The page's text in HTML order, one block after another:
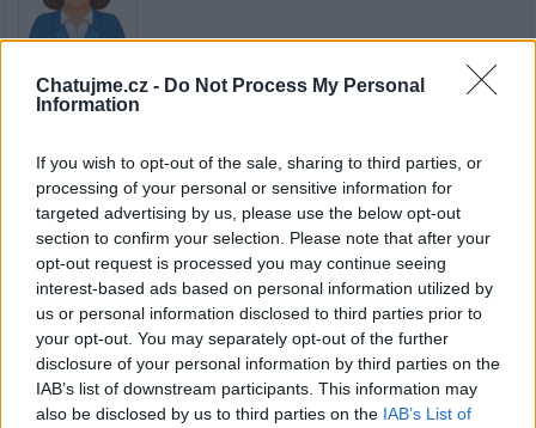
Chatujme.cz - Do Not Process My Personal
Information
If you wish to opt-out of the sale, sharing to third parties, or
processing of your personal or sensitive information for
targeted advertising by us, please use the below opt-out
section to confirm your selection. Please note that after your
opt-out request is processed you may continue seeing
interest-based ads based on personal information utilized by
us or personal information disclosed to third parties prior to
your opt-out. You may separately opt-out of the further
disclosure of your personal information by third parties on the
IAB’s list of downstream participants. This information may
also be disclosed by us to third parties on the IAB’s List of
Kamarádka:Simonka
Říká o mně: